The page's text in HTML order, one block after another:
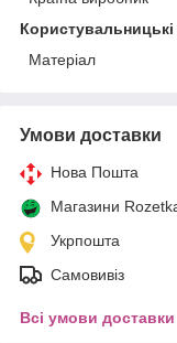
Матеріал
Умови доставки
Нова Пошта
Магазини
Укрпошта
Самовивіз
Всі умови доставки